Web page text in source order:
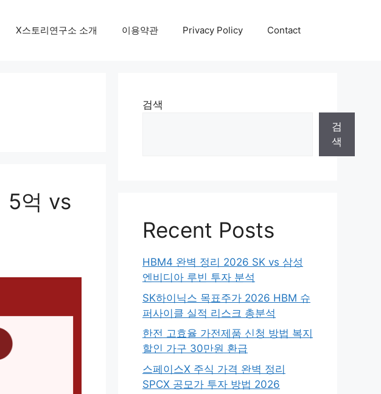
X스토리연구소 소개 이용약관 Privacy Policy Contact
5억 vs
검색
검
색
Recent Posts
HBM4 완벽 정리 2026 SK vs 삼성
엔비디아 루빈 투자 분석
SK하이닉스 목표주가 2026 HBM 슈
퍼사이클 실적 리스크 총분석
한전 고효율 가전제품 신청 방법 복지
할인 가구 30만원 환급
스페이스X 주식 가격 완벽 정리
SPCX 공모가 투자 방법 2026